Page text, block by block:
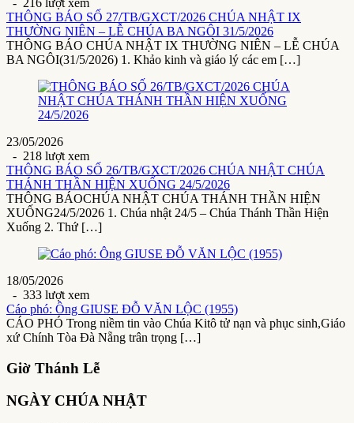
- 216 lượt xem
THÔNG BÁO SỐ 27/TB/GXCT/2026 CHÚA NHẬT IX
THƯỜNG NIÊN – LỄ CHÚA BA NGÔI 31/5/2026
THÔNG BÁO CHÚA NHẬT IX THƯỜNG NIÊN – LỄ CHÚA
BA NGÔI(31/5/2026) 1. Khảo kinh và giáo lý các em […]
23/05/2026
- 218 lượt xem
THÔNG BÁO SỐ 26/TB/GXCT/2026 CHÚA NHẬT CHÚA
THÁNH THẦN HIỆN XUỐNG 24/5/2026
THÔNG BÁOCHÚA NHẬT CHÚA THÁNH THẦN HIỆN
XUỐNG24/5/2026 1. Chúa nhật 24/5 – Chúa Thánh Thần Hiện
Xuống 2. Thứ […]
18/05/2026
- 333 lượt xem
Cáo phó: Ông GIUSE ĐỖ VĂN LỘC (1955)
CÁO PHÓ Trong niềm tin vào Chúa Kitô tử nạn và phục sinh,Giáo
xứ Chính Tòa Đà Nẵng trân trọng […]
Giờ Thánh Lễ
NGÀY CHÚA NHẬT